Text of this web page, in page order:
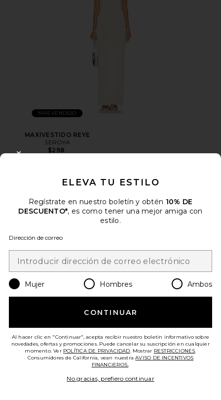
MÁS VENDIDO
MAXIVESTIDO REYE
SEROYA
$298
VESTIDO JOEY
Lovers and Friends
$229
ELEVA TU ESTILO
Regístrate en nuestro boletín y obtén 10% DE
DESCUENTO*, es como tener una mejor amiga con
estilo.
Dirección de correo
Mujer Hombres Ambos
CONTINUAR
Al hacer clic en "Continuar", acepta recibir nuestro boletín informativo sobre
novedades, ofertas y promociones. Puede cancelar su suscripción en cualquier
momento. Ver POLÍTICA DE PRIVACIDAD. Mostrar RESTRICCIONES.
Consumidores de California, vean nuestraAVISO DE INCENTIVOS
FINANCIEROS..
No gracias, prefiero continuar